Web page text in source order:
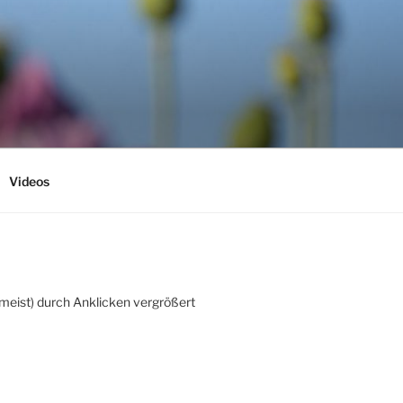
Videos
durch Anklicken vergrößert